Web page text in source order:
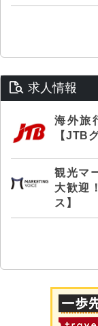
求人情報
海外旅
【JTB
観光マ
大歓迎
ス】